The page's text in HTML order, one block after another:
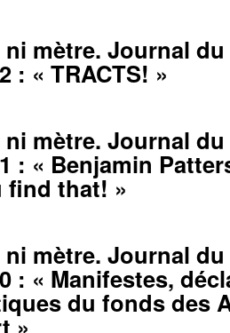
mètre. Journal
: « TRACTS! »
mètre. Journal
: « Benjamin
find that! »
mètre. Journal
: « Manifestes,
du fonds des
»